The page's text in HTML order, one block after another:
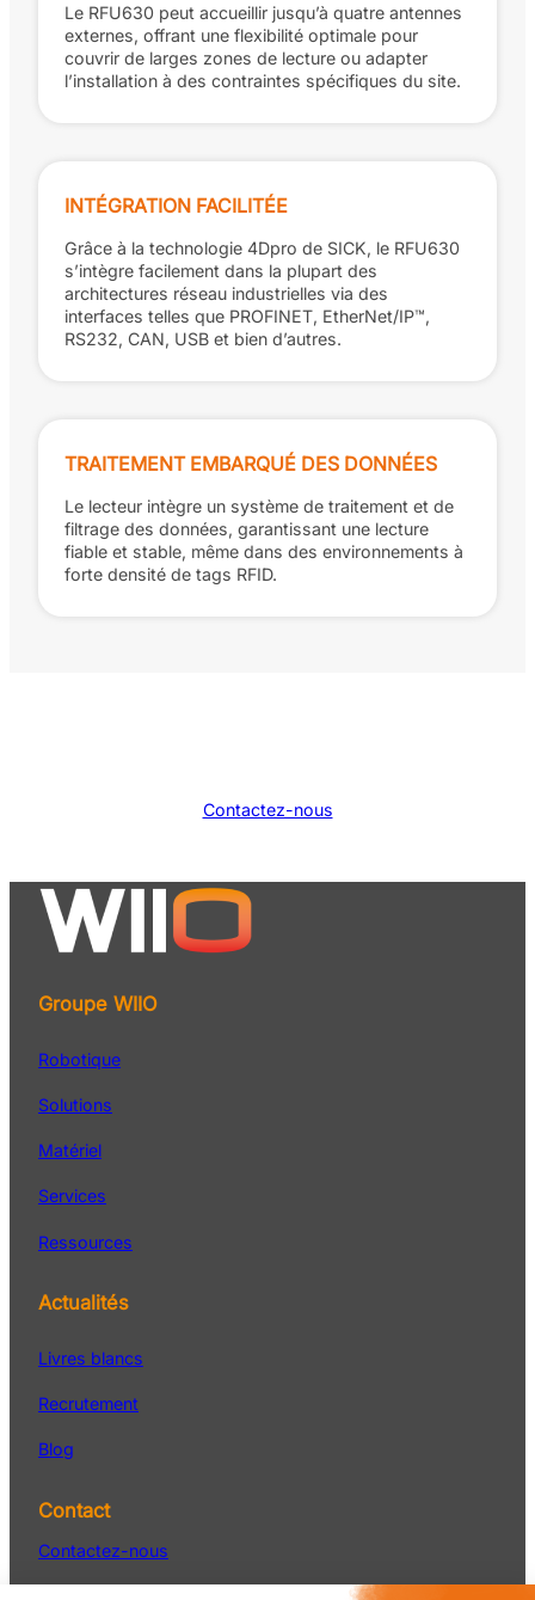
Le RFU630 peut accueillir jusqu’à quatre antennes
externes, offrant une flexibilité optimale pour
couvrir de larges zones de lecture ou adapter
l’installation à des contraintes spécifiques du site.
INTÉGRATION FACILITÉE
Grâce à la technologie 4Dpro de SICK, le RFU630
s’intègre facilement dans la plupart des
architectures réseau industrielles via des
interfaces telles que PROFINET, EtherNet/IP™,
RS232, CAN, USB et bien d’autres.
TRAITEMENT EMBARQUÉ DES DONNÉES
Le lecteur intègre un système de traitement et de
filtrage des données, garantissant une lecture
fiable et stable, même dans des environnements à
forte densité de tags RFID.
Contactez-nous
Groupe WIIO
Robotique
Solutions
Matériel
Services
Ressources
Actualités
Livres blancs
Recrutement
Blog
Contact
Contactez-nous